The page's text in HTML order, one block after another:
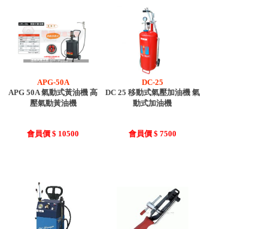
APG-50A
APG 50A 氣動式黃油機 高
壓氣動黃油機
會員價 $ 10500
DC-25
DC 25 移動式氣壓加油機 氣
動式加油機
會員價 $ 7500